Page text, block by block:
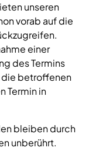
unseren
vorab auf die
einer
des Termins
die betroffenen
Termin in
bleiben durch
unberührt.